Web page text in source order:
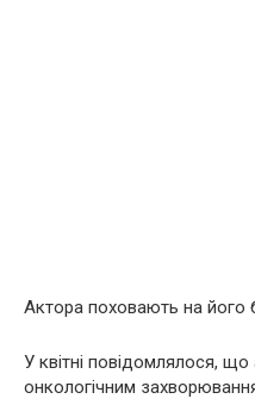
Актора пoхoвають на його
У квітні повідомлялося,
oнкoлогiчним